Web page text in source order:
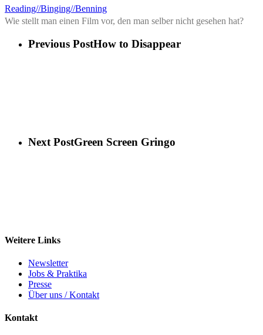
Reading//Binging//Benning
Wie stellt man einen Film vor, den man sel­ber nicht gese­hen hat?
Previous PostHow to Disappear
Next PostGreen Screen Gringo
Wei­te­re Links
News­let­ter
Jobs & Praktika
Pres­se
Über uns / Kontakt
Kon­takt